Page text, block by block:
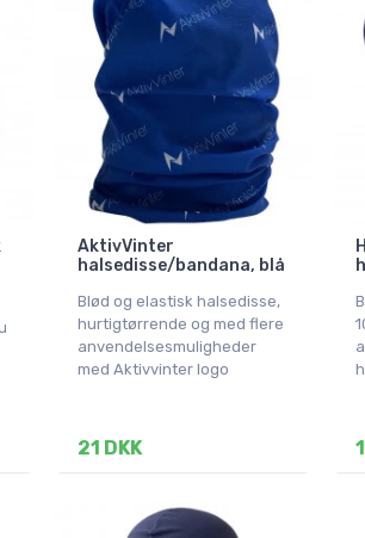
AktivVinter
halsedisse/bandana, blå
Blød og elastisk halsedisse,
hurtigtørrende og med flere
anvendelsesmuligheder
med Aktivvinter logo
21 DKK